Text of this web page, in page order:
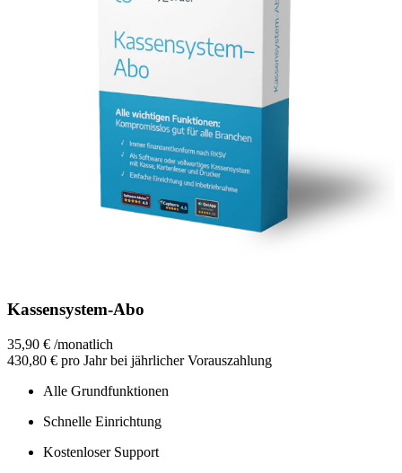
Kassensystem-Abo
35,90 € /monatlich
430,80 € pro Jahr bei jährlicher Vorauszahlung
Alle Grundfunktionen
Schnelle Einrichtung
Kostenloser Support